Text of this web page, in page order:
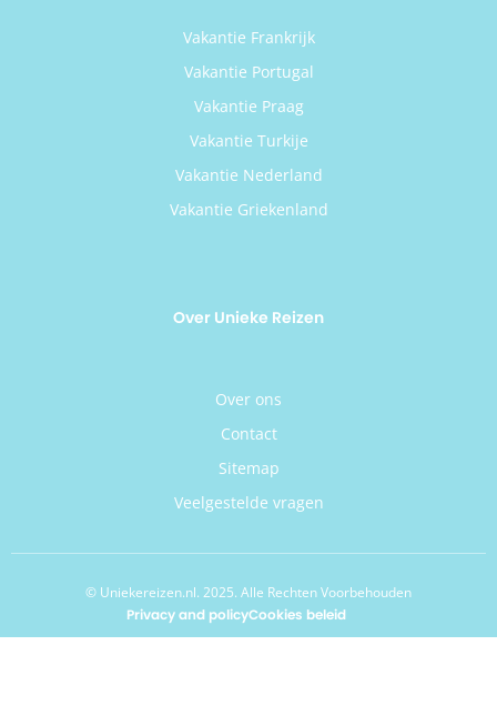
Vakantie Frankrijk
Vakantie Portugal
Vakantie Praag
Vakantie Turkije
Vakantie Nederland
Vakantie Griekenland
Over Unieke Reizen
Over ons
Contact
Sitemap
Veelgestelde vragen
© Uniekereizen.nl. 2025. Alle Rechten Voorbehouden
Privacy and policyCookies beleid